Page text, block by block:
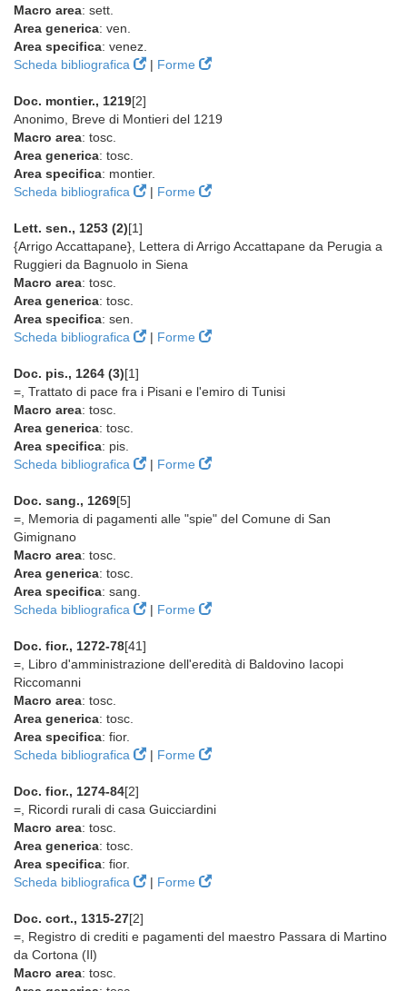
Macro area: sett.
Area generica: ven.
Area specifica: venez.
Scheda bibliografica
| Forme
Doc. montier., 1219[2]
Anonimo, Breve di Montieri del 1219
Macro area: tosc.
Area generica: tosc.
Area specifica: montier.
Scheda bibliografica
| Forme
Lett. sen., 1253 (2)[1]
{Arrigo Accattapane}, Lettera di Arrigo Accattapane da Perugia a
Ruggieri da Bagnuolo in Siena
Macro area: tosc.
Area generica: tosc.
Area specifica: sen.
Scheda bibliografica
| Forme
Doc. pis., 1264 (3)[1]
=, Trattato di pace fra i Pisani e l'emiro di Tunisi
Macro area: tosc.
Area generica: tosc.
Area specifica: pis.
Scheda bibliografica
| Forme
Doc. sang., 1269[5]
=, Memoria di pagamenti alle "spie" del Comune di San
Gimignano
Macro area: tosc.
Area generica: tosc.
Area specifica: sang.
Scheda bibliografica
| Forme
Doc. fior., 1272-78[41]
=, Libro d'amministrazione dell'eredità di Baldovino Iacopi
Riccomanni
Macro area: tosc.
Area generica: tosc.
Area specifica: fior.
Scheda bibliografica
| Forme
Doc. fior., 1274-84[2]
=, Ricordi rurali di casa Guicciardini
Macro area: tosc.
Area generica: tosc.
Area specifica: fior.
Scheda bibliografica
| Forme
Doc. cort., 1315-27[2]
=, Registro di crediti e pagamenti del maestro Passara di Martino
da Cortona (Il)
Macro area: tosc.